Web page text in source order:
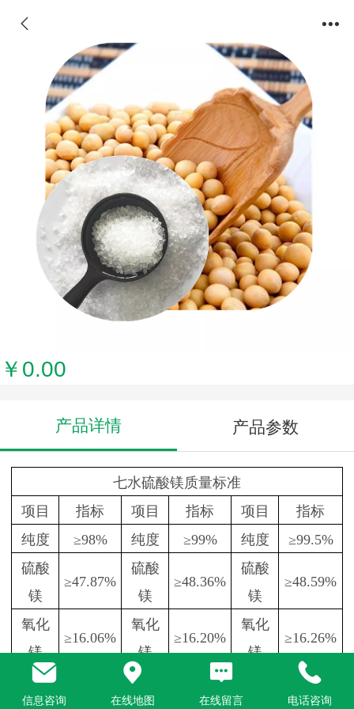
七水硫酸镁 白色晶体2-4mm 生厂商直销
￥0.00
产品详情 产品参数
七水硫酸镁质量标准
项目
指标 项目 指标 项目
指标
纯度
≥98% 纯度 ≥99% 纯度
≥99.5%
硫酸
镁
≥47.87%
硫酸
镁
≥48.36%
硫酸
镁
≥48.59%
氧化
镁
≥16.06%
氧化
镁
≥16.20%
氧化
镁
≥16.26%
镁 镁 ≥9.68%
≥9.80%
信息咨询 在线地图 在线留言 电话咨询